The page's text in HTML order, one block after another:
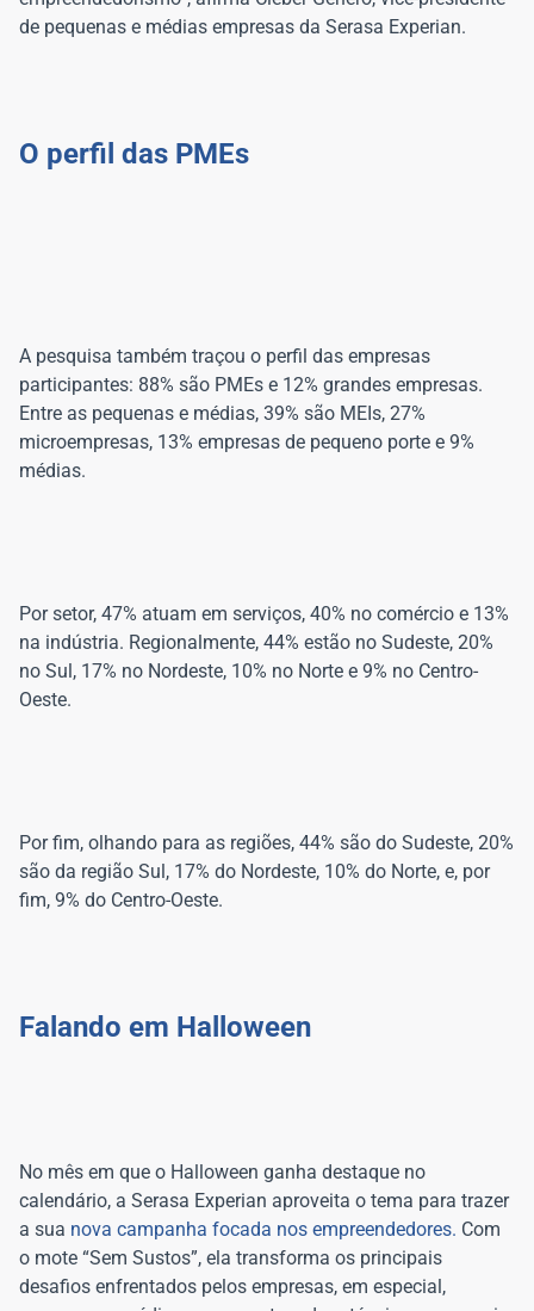
A pesquisa também traçou o perfil das empresas
participantes: 88% são PMEs e 12% grandes empresas.
Entre as pequenas e médias, 39% são MEIs, 27%
microempresas, 13% empresas de pequeno porte e 9%
Por setor, 47% atuam em serviços, 40% no comércio e 13%
na indústria. Regionalmente, 44% estão no Sudeste, 20%
no Sul, 17% no Nordeste, 10% no Norte e 9% no Centro-
Por fim, olhando para as regiões, 44% são do Sudeste, 20%
são da região Sul, 17% do Nordeste, 10% do Norte, e, por
No mês em que o Halloween ganha destaque no
calendário, a Serasa Experian aproveita o tema para trazer
a sua nova campanha focada nos empreendedores. Com
o mote “Sem Sustos”, ela transforma os principais
desafios enfrentados pelos empresas, em especial,